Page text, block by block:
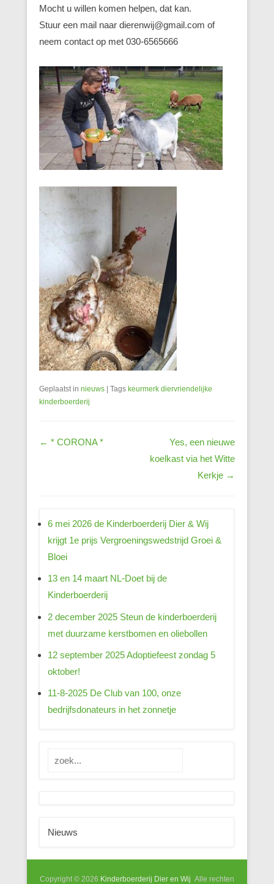
Mocht u willen komen helpen, dat kan.
Stuur een mail naar dierenwij@gmail.com of
neem contact op met 030-6565666
Geplaatst in nieuws Tags keurmerk diervriendelijke
kinderboerderij
Berichtnavigatie
← * CORONA *
Yes, een nieuwe
koelkast via het Witte
Kerkje →
6 mei 2026 de Kinderboerderij Dier & Wij
krijgt 1e prijs Vergroeningswedstrijd Groei &
Bloei
13 en 14 maart NL-Doet bij de
Kinderboerderij
2 december 2025 Steun de kinderboerderij
met duurzame kerstbomen en oliebollen
12 september 2025 Adoptiefeest zondag 5
oktober!
11-8-2025 De Club van 100, onze
bedrijfsdonateurs in het zonnetje
Zoeken
Nieuws
Copyright © 2026 Kinderboerderij Dier en Wij Alle rechten